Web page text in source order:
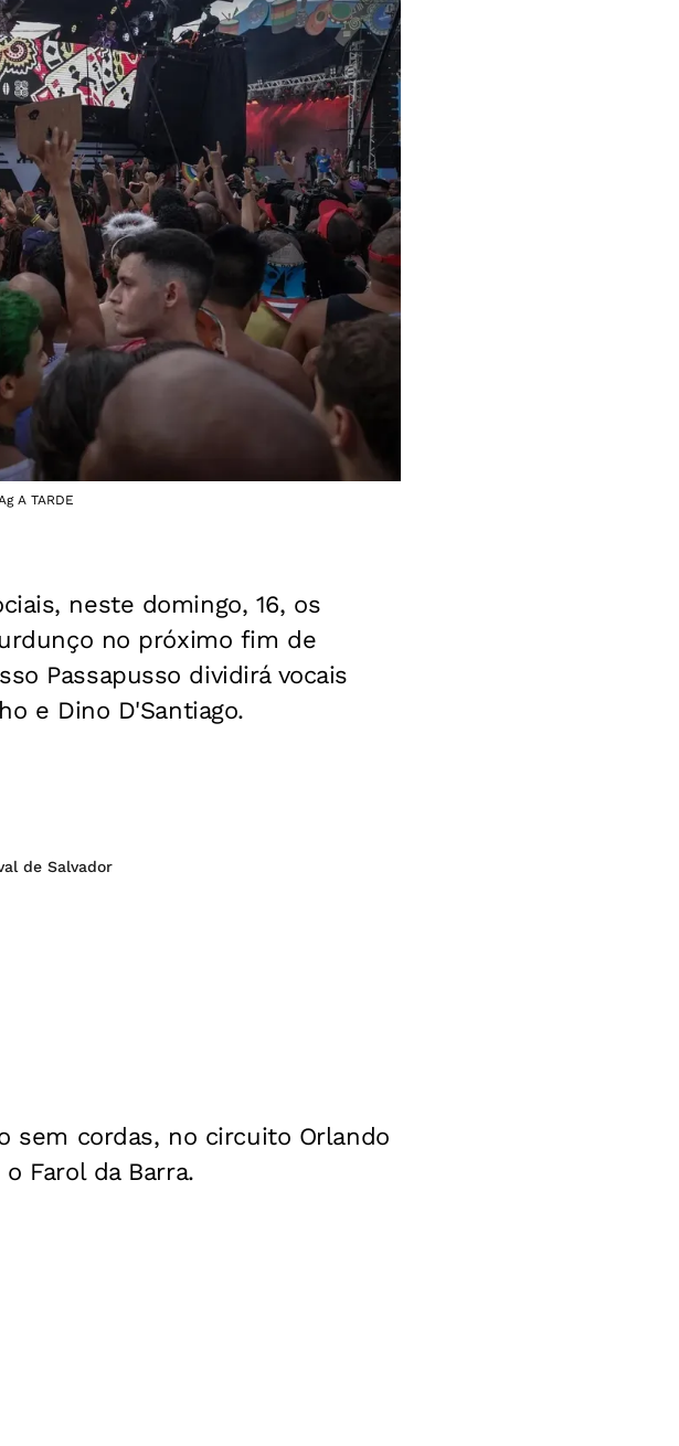
A TARDE
neste domingo, 16, os
no próximo fim de
Passapusso dividirá vocais
e Dino D'Santiago.
de Salvador
sem cordas, no circuito Orlando
Farol da Barra.